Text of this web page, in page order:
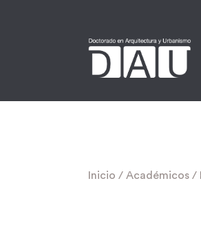
Inicio / Académicos /